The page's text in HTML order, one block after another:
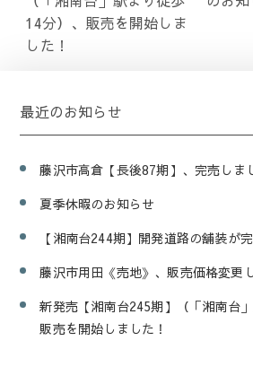
14分）、販売を開始しま
した！
最近のお知らせ
藤沢市高倉【長後87期】、完売しま
夏季休暇のお知らせ
【湘南台244期】開発道路の舗装が
藤沢市用田《売地》、販売価格変更
新発売【湘南台245期】（「湘南台
販売を開始しました！